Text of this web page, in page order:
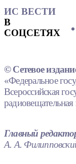
ИС ВЕСТИ
В
СОЦСЕТЯХ
© Сетевое
«Федеральное
Всероссийская
Главный
А. А.